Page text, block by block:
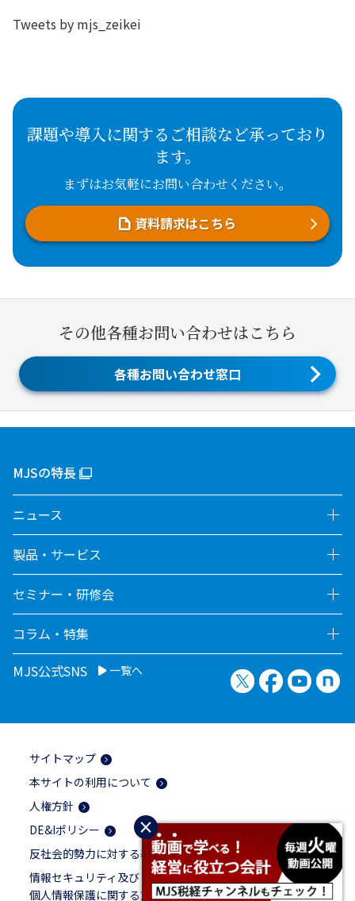
×
Tweets by mjs_zeikei
課題や導入に関するご相談など承っており
ます。
まずはお気軽にお問い合わせください。
資料請求はこちら
その他各種お問い合わせはこちら
各種お問い合わせ窓口
MJSの特長
ニュース
製品・サービス
セミナー・研修会
コラム・特集
MJS公式SNS
一覧へ X（旧Twitter）
Facebook
サイトマップ
本サイトの利用について
人権方針
DE&Iポリシー
反社会的勢力に対する基本方針
情報セキュリティ及び
個人情報保護に関する方針